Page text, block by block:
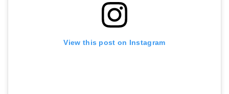
View this post on Instagram